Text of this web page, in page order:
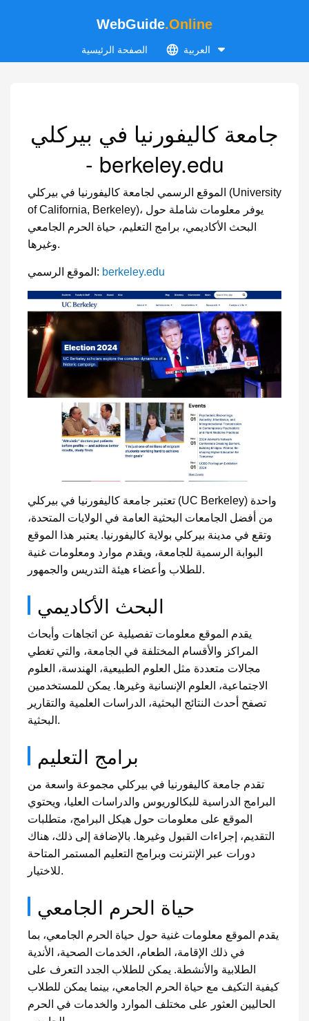
WebGuide.Online
الصفحة الرئيسية العربية
جامعة كاليفورنيا في بيركلي
- berkeley.edu
الموقع الرسمي لجامعة كاليفورنيا في بيركلي (University
of California, Berkeley)، يوفر معلومات شاملة حول
البحث الأكاديمي، برامج التعليم، حياة الحرم الجامعي
وغيرها.
الموقع الرسمي: berkeley.edu
تعتبر جامعة كاليفورنيا في بيركلي (UC Berkeley) واحدة
من أفضل الجامعات البحثية العامة في الولايات المتحدة،
وتقع في مدينة بيركلي بولاية كاليفورنيا. يعتبر هذا الموقع
البوابة الرسمية للجامعة، ويقدم موارد ومعلومات غنية
للطلاب وأعضاء هيئة التدريس والجمهور.
البحث الأكاديمي
يقدم الموقع معلومات تفصيلية عن اتجاهات وأبحاث
المراكز والأقسام المختلفة في الجامعة، والتي تغطي
مجالات متعددة مثل العلوم الطبيعية، الهندسة، العلوم
الاجتماعية، العلوم الإنسانية وغيرها. يمكن للمستخدمين
تصفح أحدث النتائج البحثية، الدراسات العلمية والتقارير
البحثية.
برامج التعليم
تقدم جامعة كاليفورنيا في بيركلي مجموعة واسعة من
البرامج الدراسية للبكالوريوس والدراسات العليا، ويحتوي
الموقع على معلومات حول هيكل البرامج، متطلبات
التقديم، إجراءات القبول وغيرها. بالإضافة إلى ذلك، هناك
دورات عبر الإنترنت وبرامج التعليم المستمر المتاحة
للاختيار.
حياة الحرم الجامعي
يقدم الموقع معلومات غنية حول حياة الحرم الجامعي، بما
في ذلك الإقامة، الطعام، الخدمات الصحية، الأندية
الطلابية والأنشطة. يمكن للطلاب الجدد التعرف على
كيفية التكيف مع حياة الحرم الجامعي، بينما يمكن للطلاب
الحاليين العثور على مختلف الموارد والخدمات في الحرم